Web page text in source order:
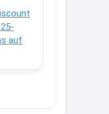
auf